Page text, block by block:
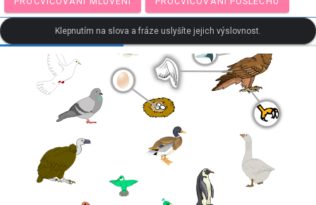
PROCVIČOVÁNÍ MLUVENÍ PROCVIČOVÁNÍ
Klepnutím na slova a fráze uslyšíte jejich výslovnost.